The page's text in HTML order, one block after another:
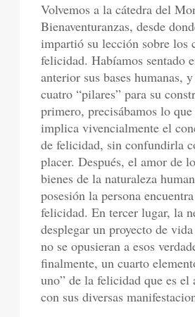
Volvemos a la cátedra del
Bienaventuranzas, desde
impartió su lección sobre los
felicidad. Habíamos sentado
anterior sus bases humanas,
cuatro “pilares” para su
primero, precisábamos lo que
implica vivencialmente el
de felicidad, sin confundirla
placer. Después, el amor de
bienes de la naturaleza
posesión la persona
felicidad. En tercer lugar, la
desplegar un proyecto de
no se opusieran a esos
finalmente, un cuarto
uno” de la felicidad que es el
con sus diversas